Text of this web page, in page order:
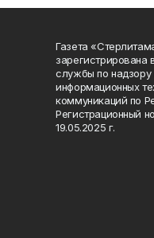
Газета
зарегистрирована
службы по надзору
информационных
коммуникаций по
Регистрационный
19.05.2025 г.